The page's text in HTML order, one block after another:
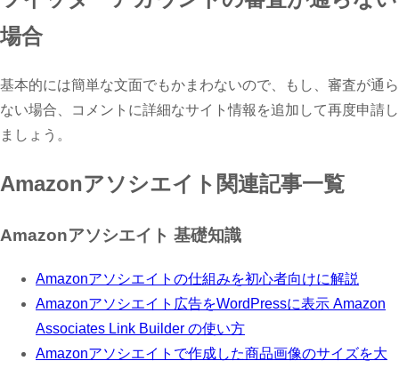
場合
基本的には簡単な文面でもかまわないので、もし、審査が通ら
ない場合、コメントに詳細なサイト情報を追加して再度申請し
ましょう。
Amazonアソシエイト関連記事一覧
Amazonアソシエイト 基礎知識
Amazonアソシエイトの仕組みを初心者向けに解説
Amazonアソシエイト広告をWordPressに表示 Amazon
Associates Link Builder の使い方
Amazonアソシエイトで作成した商品画像のサイズを大